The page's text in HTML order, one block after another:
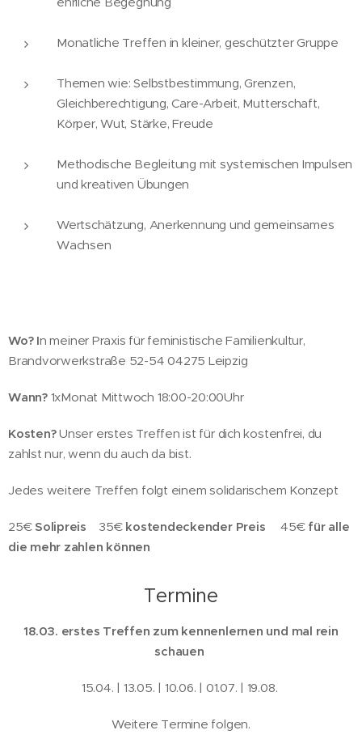
Monatliche Treffen in kleiner, geschützter Gruppe
Themen wie: Selbstbestimmung, Grenzen,
Gleichberechtigung, Care-Arbeit, Mutterschaft,
Körper, Wut, Stärke, Freude
Methodische Begleitung mit systemischen Impulsen
und kreativen Übungen
Wertschätzung, Anerkennung und gemeinsames
Wachsen
Wo? In meiner Praxis für feministische Familienkultur,
Brandvorwerkstraße 52-54 04275 Leipzig
Wann?1xMonat Mittwoch 18:00-20:00Uhr
Kosten?Unser erstes Treffen ist für dich kostenfrei, du
zahlst nur, wenn du auch da bist.
Jedes weitere Treffen folgt einem solidarischem Konzept
25€Solipreis 35€ kostendeckender Preis 45€ für alle
die mehr zahlen können
Termine
18.03. erstes Treffen zum kennenlernen und mal rein
schauen
15.04. | 13.05. | 10.06. | 01.07. | 19.08.
Weitere Termine folgen.